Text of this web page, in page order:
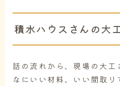
積水ハウスさんの大
話の流れから、現場の大
なにいい材料、いい間取